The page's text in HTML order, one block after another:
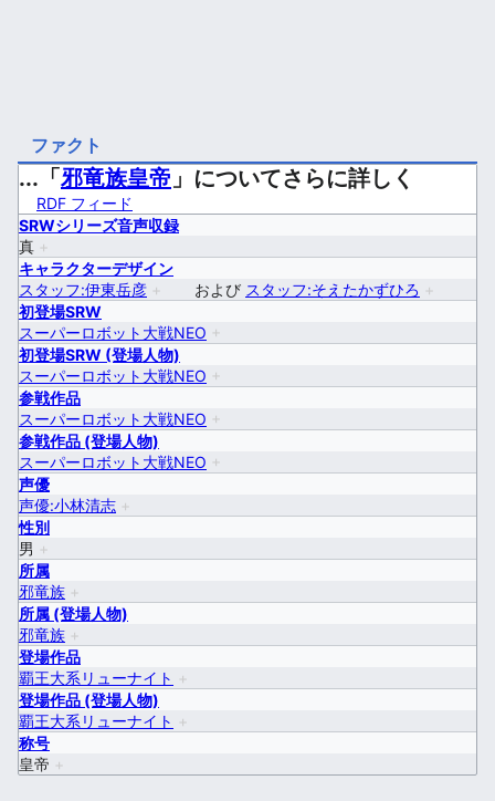
ファクト
...「邪竜族皇帝 」についてさらに詳しく
RDF フィード
SRWシリーズ音声収録
真 +
キャラクターデザイン
スタッフ:伊東岳彦 + および スタッフ:そえたかずひろ +
初登場SRW
スーパーロボット大戦NEO +
初登場SRW (登場人物)
スーパーロボット大戦NEO +
参戦作品
スーパーロボット大戦NEO +
参戦作品 (登場人物)
スーパーロボット大戦NEO +
声優
声優:小林清志 +
性別
男 +
所属
邪竜族 +
所属 (登場人物)
邪竜族 +
登場作品
覇王大系リューナイト
+
登場作品 (登場人物)
覇王大系リューナイト
+
称号
皇帝 +